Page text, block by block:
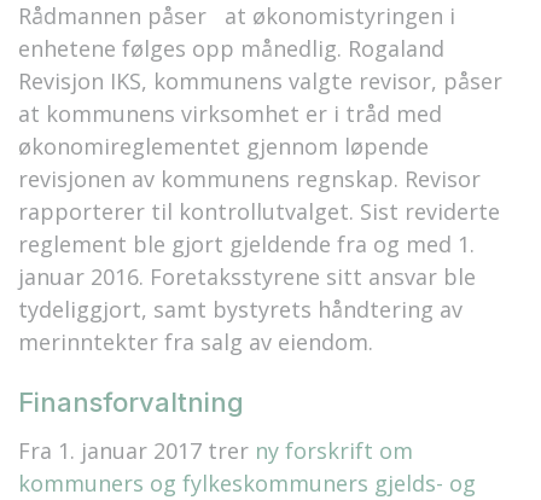
Rådmannen påser at økonomistyringen i
enhetene følges opp månedlig. Rogaland
Revisjon IKS, kommunens valgte revisor, påser
at kommunens virksomhet er i tråd med
økonomireglementet gjennom løpende
revisjonen av kommunens regnskap. Revisor
rapporterer til kontrollutvalget. Sist reviderte
reglement ble gjort gjeldende fra og med 1.
januar 2016. Foretaksstyrene sitt ansvar ble
tydeliggjort, samt bystyrets håndtering av
merinntekter fra salg av eiendom.
Finansforvaltning
Fra 1. januar 2017 trer ny forskrift om
kommuners og fylkeskommuners gjelds- og